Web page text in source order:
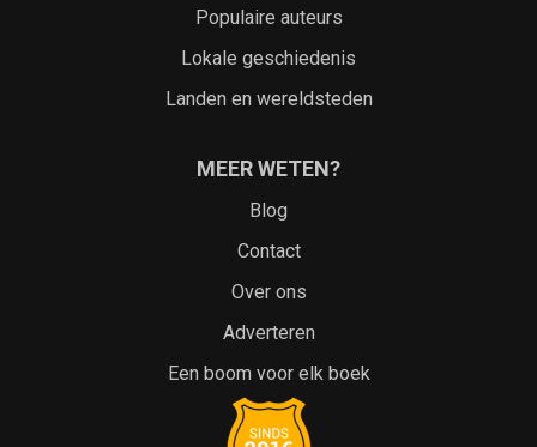
Populaire auteurs
Lokale geschiedenis
Landen en wereldsteden
MEER WETEN?
Blog
Contact
Over ons
Adverteren
Een boom voor elk boek